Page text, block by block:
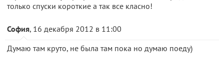
только спуски короткие а так все класно!
София, 16 декабря 2012 в 11:00
Думаю там круто, не была там пока но думаю поеду)